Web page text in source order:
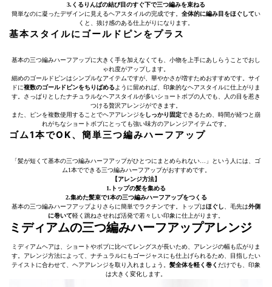
3.くるりんぱの結び目のすぐ下で三つ編みを束ねる
簡単なのに凝ったデザインに見えるヘアスタイルの完成です。 全体的に編み目をほぐしてい
くと、抜け感のある仕上がりになります。
基本スタイルにゴールドピンをプラス
基本の三つ編みハーフアップに大きく手を加えなくても、小物を上手にあしらうことでおし
ゃれ度がアップします。
細めのゴールドピンはシンプルなアイテムですが、華やかさが増すためおすすめです。サイ
ドに複数のゴールドピンをちりばめる ように留めれば、印象的なヘアスタイルに仕上がりま
す。さっぱりとしたナチュラルなヘアスタイルが多いショートボブの人でも、人の目を惹き
つける贅沢アレンジができます。
また、ピンを複数使用することでヘアアレンジを しっかり固定できるため、時間が経つと崩
れがちなショートボブにとっても強い味方のアレンジアイテムです。
ゴム1本でOK、簡単三つ編みハーフアップ
「髪が短くて基本の三つ編みハーフアップがひとつにまとめられない…」という人には、ゴ
ム1本でできる三つ編みハーフアップがおすすめです。
【アレンジ方法】
1.トップの髪を集める
2.集めた髪束で1本の三つ編みハーフアップをつくる
基本の三つ編みハーフアップよりさらに簡単でラクチンです。トップはほぐし 、毛先は外側
に巻いて軽く跳ねさせれば活発で若々しい印象に仕上がります。
ミディアムの三つ編みハーフアップアレンジ
ミディアムヘアは、ショートやボブに比べてレングスが長いため、アレンジの幅も広がりま
す。アレンジ方法によって、ナチュラルにもゴージャスにも仕上げられるため、目指したい
テイストに合わせて、ヘアアレンジを取り入れましょう。 髪全体を軽く巻く だけでも、印象
は大きく変化します。